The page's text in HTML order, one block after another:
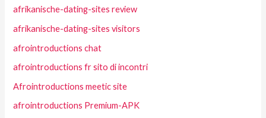
afrikanische-dating-sites review
afrikanische-dating-sites visitors
afrointroductions chat
afrointroductions fr sito di incontri
Afrointroductions meetic site
afrointroductions Premium-APK